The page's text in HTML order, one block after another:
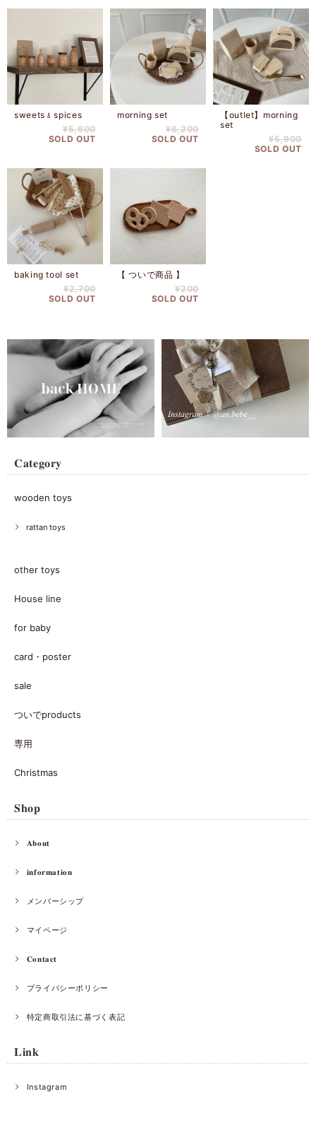
sweets﹠spices
¥5,600
SOLD OUT
morning set
¥6,200
SOLD OUT
【outlet】morning
set
¥5,900
SOLD OUT
baking tool set
¥2,700
SOLD OUT
【 ついで商品 】
¥200
SOLD OUT
𝐂𝐚𝐭𝐞𝐠𝐨𝐫𝐲
wooden toys
rattan toys
other toys
House line
for baby
card・poster
sale
ついでproducts
専用
Christmas
𝐒𝐡𝐨𝐩
𝐀𝐛𝐨𝐮𝐭
𝐢𝐧𝐟𝐨𝐫𝐦𝐚𝐭𝐢𝐨𝐧
メンバーシップ
マイページ
𝐂𝐨𝐧𝐭𝐚𝐜𝐭
プライバシーポリシー
特定商取引法に基づく表記
𝐋𝐢𝐧𝐤
Instagram